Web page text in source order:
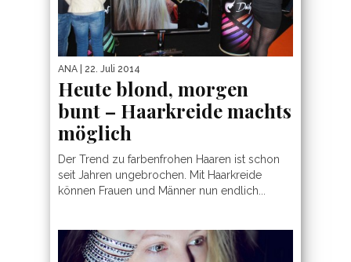
ANA | 22. Juli 2014
Heute blond, morgen
bunt – Haarkreide machts
möglich
Der Trend zu farbenfrohen Haaren ist schon
seit Jahren ungebrochen. Mit Haarkreide
können Frauen und Männer nun endlich...